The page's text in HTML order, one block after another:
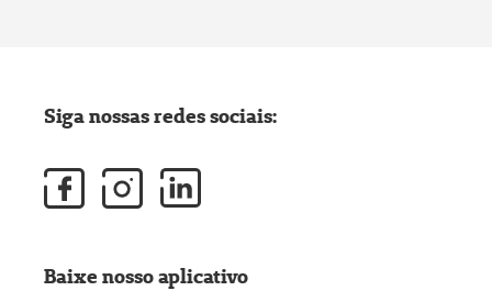
Siga nossas redes sociais:
Baixe nosso aplicativo